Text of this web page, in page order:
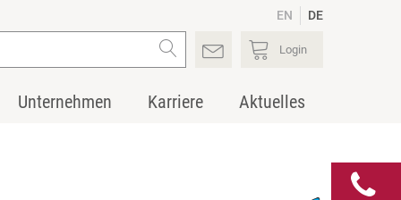
EN DE
Login
Unternehmen Karriere Aktuelles